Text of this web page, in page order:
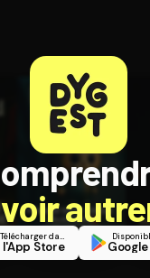
Télécharger dans
l'App Store Google